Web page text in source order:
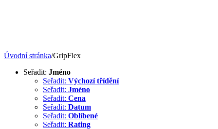
Úvodní stránka/GripFlex
Seřadit: Jméno
Seřadit: Výchozí třídění
Seřadit: Jméno
Seřadit: Cena
Seřadit: Datum
Seřadit: Oblíbené
Seřadit: Rating